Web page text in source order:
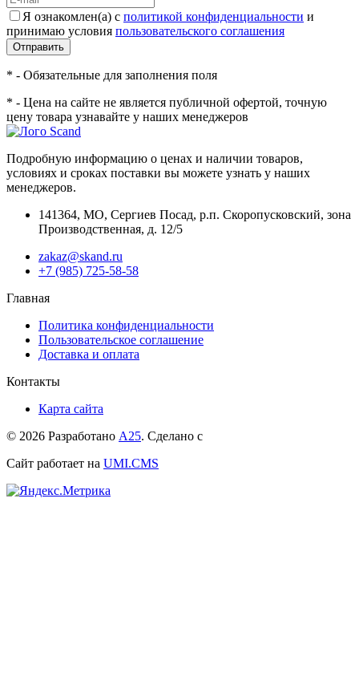
Я ознакомлен(а) с политикой конфиденциальности и
принимаю условия пользовательского соглашения
Отправить
* - Обязательные для заполнения поля
* - Цена на сайте не является публичной офертой, точную
цену товара узнавайте у наших менеджеров
Подробную информацию о ценах и наличии товаров,
условиях и сроках поставки вы можете узнать у наших
менеджеров.
141364, МО, Сергиев Посад, р.п. Скоропусковский, зона
Производственная, д. 12/5
zakaz@skand.ru
+7 (985) 725-58-58
Главная
Политика конфиденциальности
Пользовательское соглашение
Доставка и оплата
Контакты
Карта сайта
© 2026 Разработано А25. Сделано с
Сайт работает на UMI.CMS